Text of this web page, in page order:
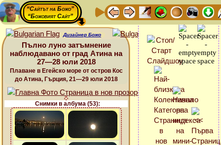
“Сайтът на Божо”
“Божовият Сайт”
Дизайнер Божо
Пълно луно затъмнение
наблюдавано от град Атина на
27—28 юли 2018
Плаване в Егейско море от остров Кос
до Атина, Гърция, 21—29 юли 2018
Снимки в албума (53):